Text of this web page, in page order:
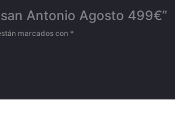
Antonio Agosto 499€”
marcados con *